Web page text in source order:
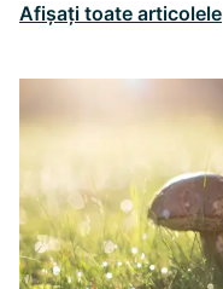
Afișați toate articolele